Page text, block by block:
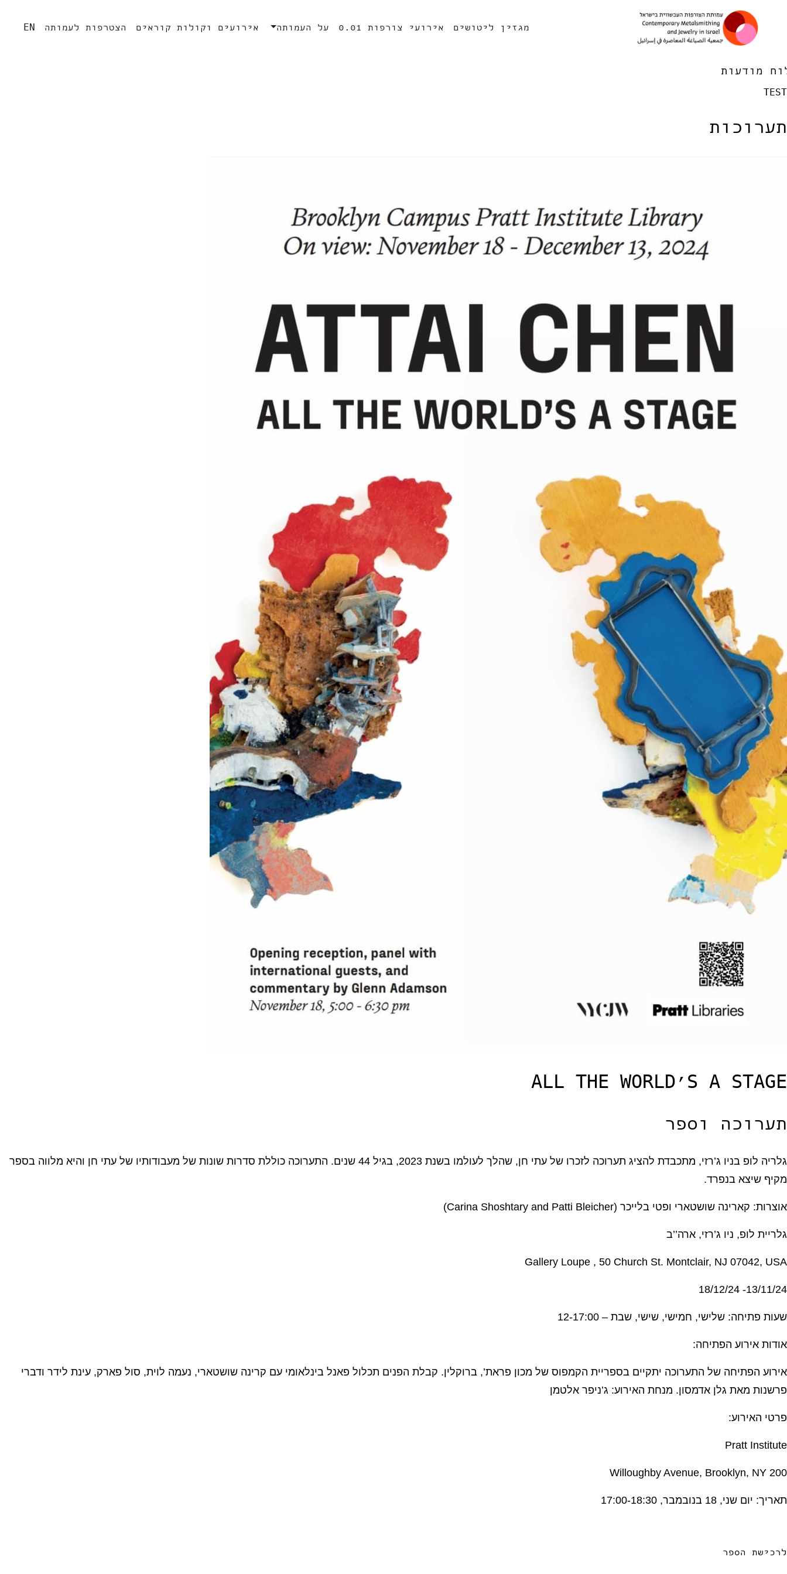
ניווט ראשי מגזין ליטושים אירועי צורפות 0.01 על העמותה אירועים וקולות קוראים הצטרפות לעמותה EN
מודעות
TEST
תערוכות
ALL THE WORLD’S A STAGE
תערוכה וספר
גלריה לופ בניו ג’רזי, מתכבדת להציג תערוכה לזכרו של עתי חן, שהלך לעולמו בשנת 2023, בגיל 44 שנים. התערוכה כוללת סדרות שונות של מעבודותיו של עתי חן והיא מלווה בספר
מקיף שיצא בנפרד.
אוצרות: קארינה שושטארי ופטי בלייכר (Carina Shoshtary and Patti Bleicher)
גלריית לופ, ניו ג’רזי, ארה’’ב
Gallery Loupe , 50 Church St. Montclair, NJ 07042, USA
13/11/24- 18/12/24
שעות פתיחה: שלישי, חמישי, שישי, שבת – 12-17:00
אודות אירוע הפתיחה:
אירוע הפתיחה של התערוכה יתקיים בספריית הקמפוס של מכון פראת’, ברוקלין. קבלת הפנים תכלול פאנל בינלאומי עם קרינה שושטארי, נעמה לוית, סול פארק, עינת לידר ודברי
פרשנות מאת גלן אדמסון. מנחת האירוע: ג’ניפר אלטמן
פרטי האירוע:
Pratt Institute
200 Willoughby Avenue, Brooklyn, NY
תאריך: יום שני, 18 בנובמבר, 17:00-18:30
לרכישת הספר